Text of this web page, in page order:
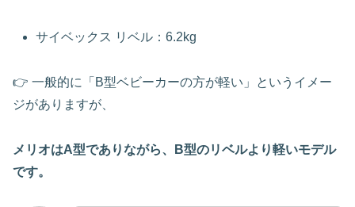
サイベックス リベル：6.2kg
👉 一般的に「B型ベビーカーの方が軽い」というイメー
ジがありますが、
メリオはA型でありながら、B型のリベルより軽いモデル
です。